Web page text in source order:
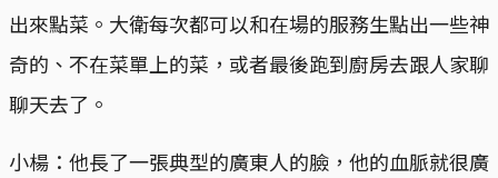
出來點菜。大衛每次都可以和在場的服務生點出一些神
奇的、不在菜單上的菜，或者最後跑到廚房去跟人家聊
聊天去了。
小楊：他長了一張典型的廣東人的臉，他的血脈就很廣